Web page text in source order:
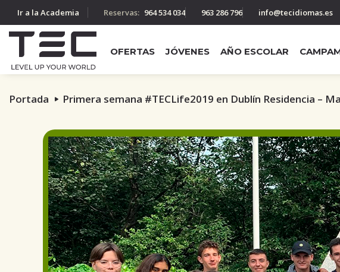
Ir a la Academia Reservas: 964 534 034 963 286 796 info@tecidiomas.es
OFERTAS JÓVENES AÑO ESCOLAR
Portada Primera semana #TECLife2019 en Dublín Residencia –